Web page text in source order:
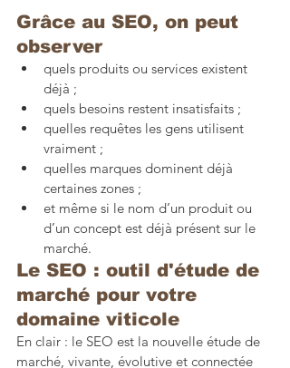
Grâce au SEO, on peut
observer
quels produits ou services existent
déjà ;
quels besoins restent insatisfaits ;
quelles requêtes les gens utilisent
vraiment ;
quelles marques dominent déjà
certaines zones ;
et même si le nom d’un produit ou
d’un concept est déjà présent sur le
marché.
Le SEO : outil d'étude de
marché pour votre
domaine viticole
En clair : le SEO est la nouvelle étude de
marché, vivante, évolutive et connectée